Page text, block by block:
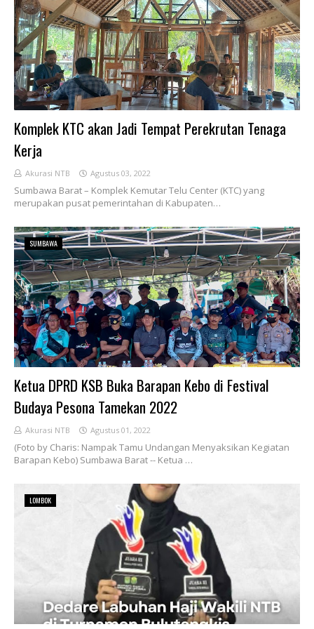
Komplek KTC akan Jadi Tempat Perekrutan Tenaga
Kerja
Akurasi NTB Agustus 03, 2022
Sumbawa Barat – Komplek Kemutar Telu Center (KTC) yang
merupakan pusat pemerintahan di Kabupaten…
SUMBAWA
Ketua DPRD KSB Buka Barapan Kebo di Festival
Budaya Pesona Tamekan 2022
Akurasi NTB Agustus 01, 2022
(Foto by Charis: Nampak Tamu Undangan Menyaksikan Kegiatan
Barapan Kebo) Sumbawa Barat -- Ketua …
LOMBOK